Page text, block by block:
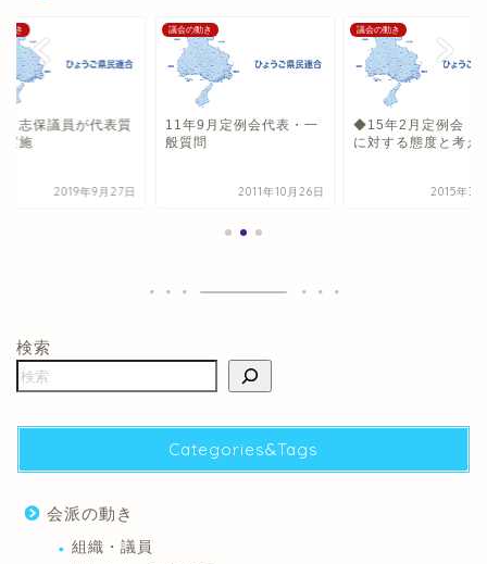
動き
志保議員が代表質
実施
2019年9月27日
議会の動き
11年9月定例会代表・一
般質問
2011年10月26日
議会の動き
◆15年2月定例会
に対する態度と考え
2015年3
検索
Categories&Tags
会派の動き
組織・議員